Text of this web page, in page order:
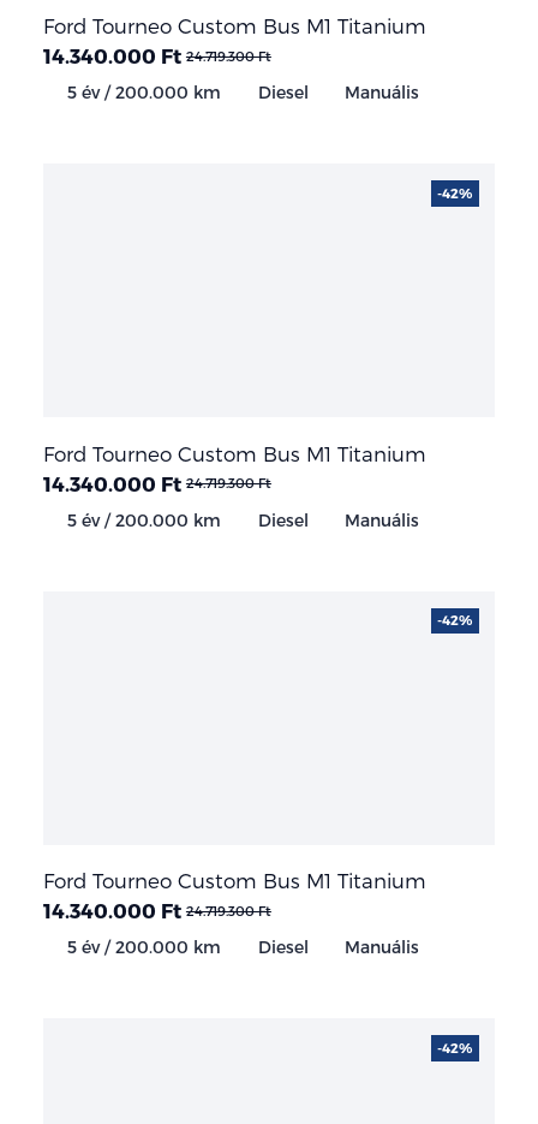
Ford Tourneo Custom Bus M1 Titanium
14.340.000 Ft 24.719.300 Ft
5 év / 200.000 km Diesel Manuális
Ford Tourneo Custom Bus M1 Titanium
14.340.000 Ft 24.719.300 Ft
5 év / 200.000 km Diesel Manuális
-42%
Ford Tourneo Custom Bus M1 Titanium
14.340.000 Ft 24.719.300 Ft
5 év / 200.000 km Diesel Manuális
-42%
-42%